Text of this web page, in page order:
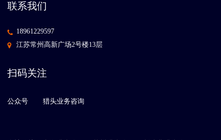
联系我们
18961229597
江苏常州高新广场2号楼13层
扫码关注
公众号 猎头业务咨询